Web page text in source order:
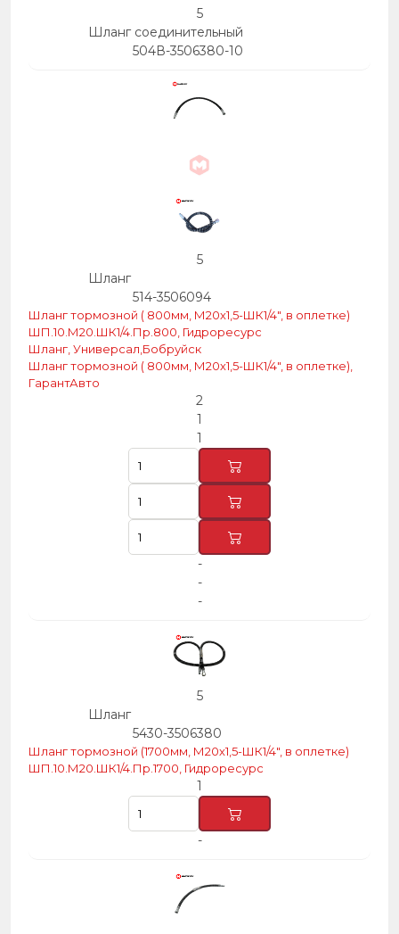
5
Шланг соединительный
504В-3506380-10
5
Шланг
514-3506094
Шланг тормозной ( 800мм, М20х1,5-ШК1/4″, в оплетке)
ШП.10.М20.ШК1/4.Пр.800, Гидроресурс
Шланг, Универсал,Бобруйск
Шланг тормозной ( 800мм, М20х1,5-ШК1/4″, в оплетке),
ГарантАвто
2
1
1
-
-
-
5
Шланг
5430-3506380
Шланг тормозной (1700мм, М20х1,5-ШК1/4″, в оплетке)
ШП.10.М20.ШК1/4.Пр.1700, Гидроресурс
1
-